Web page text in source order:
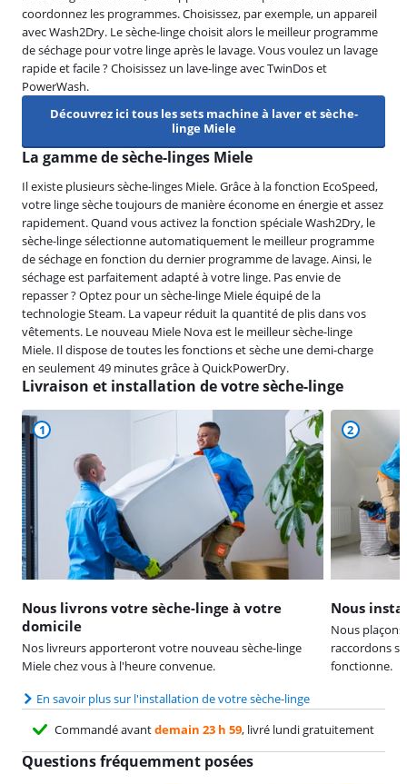
coordonnez les programmes. Choisissez, par exemple, un appareil
avec Wash2Dry. Le sèche-linge choisit alors le meilleur programme
de séchage pour votre linge après le lavage. Vous voulez un lavage
rapide et facile ? Choisissez un lave-linge avec TwinDos et
PowerWash.
Découvrez ici tous les sets machine à laver et sèche-
linge Miele
La gamme de sèche-linges Miele
Il existe plusieurs sèche-linges Miele. Grâce à la fonction EcoSpeed,
votre linge sèche toujours de manière économe en énergie et assez
rapidement. Quand vous activez la fonction spéciale Wash2Dry, le
sèche-linge sélectionne automatiquement le meilleur programme
de séchage en fonction du dernier programme de lavage. Ainsi, le
séchage est parfaitement adapté à votre linge. Pas envie de
repasser ? Optez pour un sèche-linge Miele équipé de la
technologie Steam. La vapeur réduit la quantité de plis dans vos
vêtements. Le nouveau Miele Nova est le meilleur sèche-linge
Miele. Il dispose de toutes les fonctions et sèche une demi-charge
en seulement 49 minutes grâce à QuickPowerDry.
Livraison et installation de votre sèche-linge
1
Nous livrons votre sèche-linge à votre
domicile
Nos livreurs apporteront votre nouveau sèche-linge
Miele chez vous à l'heure convenue.
2
Nous
Nous
raccordons
fonctionne.
En savoir plus sur l'installation de votre sèche-linge
Commandé avantdemain 23 h 59, livré lundi gratuitement
Questions fréquemment posées